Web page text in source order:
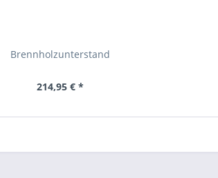
Brennholzunterstand
214,95 € *